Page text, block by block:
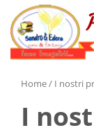
Home/ I nostri
I